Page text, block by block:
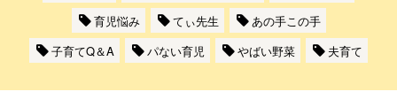
育児悩み
てぃ先生
あの手この手
子育てQ＆A
パない育児 やばい野菜 夫育て